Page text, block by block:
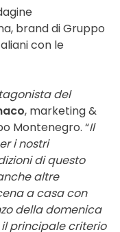
brand di Gruppo
con le
del
, marketing &
Montenegro. “Il
i nostri
di questo
altre
a casa con
della domenica
principale criterio